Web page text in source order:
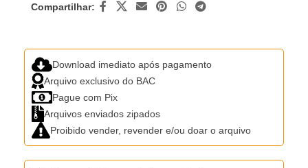
Compartilhar:
Download imediato após pagamento
Arquivo exclusivo do BAC
Pague com Pix
Arquivos enviados zipados
Proibido vender, revender e/ou doar o arquivo